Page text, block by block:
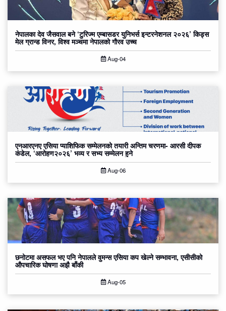
नेपालका देव जैसवाल बने ‘टुरिज्म एम्बासडर युनिभर्स इन्टरनेशनल २०२६’ किड्स
मेल ग्रान्ड विनर, विश्व मञ्चमा नेपालको गौरव उच्च
Aug-04
एनआरएनए एसिया प्याशिफिक सम्मेलनको तयारी अन्तिम चरणमा- आरसी दीपक
कंडेल, ‘आरोहण२०२६’ भव्य र सभ्य सम्मेलन हुने
Aug-06
छनोटमा असफल भए पनि नेपालले वुमन्स एसिया कप खेल्ने सम्भावना, एसीसीको
औपचारिक घोषणा अझै बाँकी
Aug-05